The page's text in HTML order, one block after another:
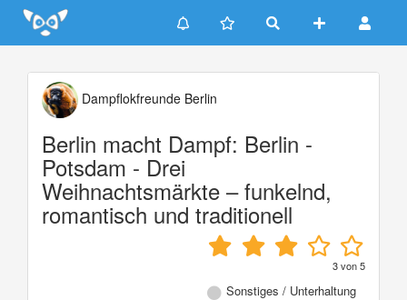
Update cookies preferences
Dampflokfreunde Berlin
Berlin macht Dampf: Berlin -
Potsdam - Drei
Weihnachtsmärkte – funkelnd,
romantisch und traditionell
3von5
Sonstiges / Unterhaltung